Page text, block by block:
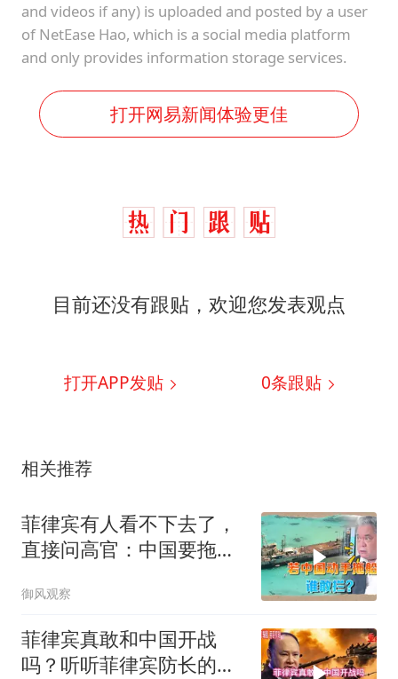
and videos if any) is uploaded and posted by a user
of NetEase Hao, which is a social media platform
and only provides information storage services.
打开网易新闻体验更佳
目前还没有跟贴，欢迎您发表观点
打开APP发贴 0条跟贴
相关推荐
菲律宾有人看不下去了，
直接问高官：中国要拖
御风观察
菲律宾真敢和中国开战
吗？听听菲律宾防长的真